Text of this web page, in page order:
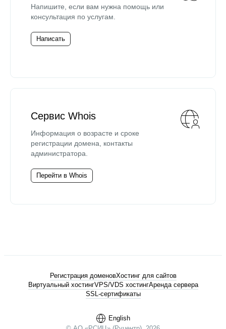
Напишите, если вам нужна помощь или
консультация по услугам.
Написать
Сервис Whois
Информация о возрасте и сроке
регистрации домена, контакты
администратора.
Перейти в Whois
English
Регистрация доменовХостинг для сайтов
Виртуальный хостингVPS/VDS хостингАренда сервера
SSL-сертификаты